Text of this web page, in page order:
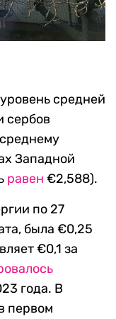
средней
сербов
Западной
равен €2,588).
по 27
была €0,25
€0,1 за
года. В
первом